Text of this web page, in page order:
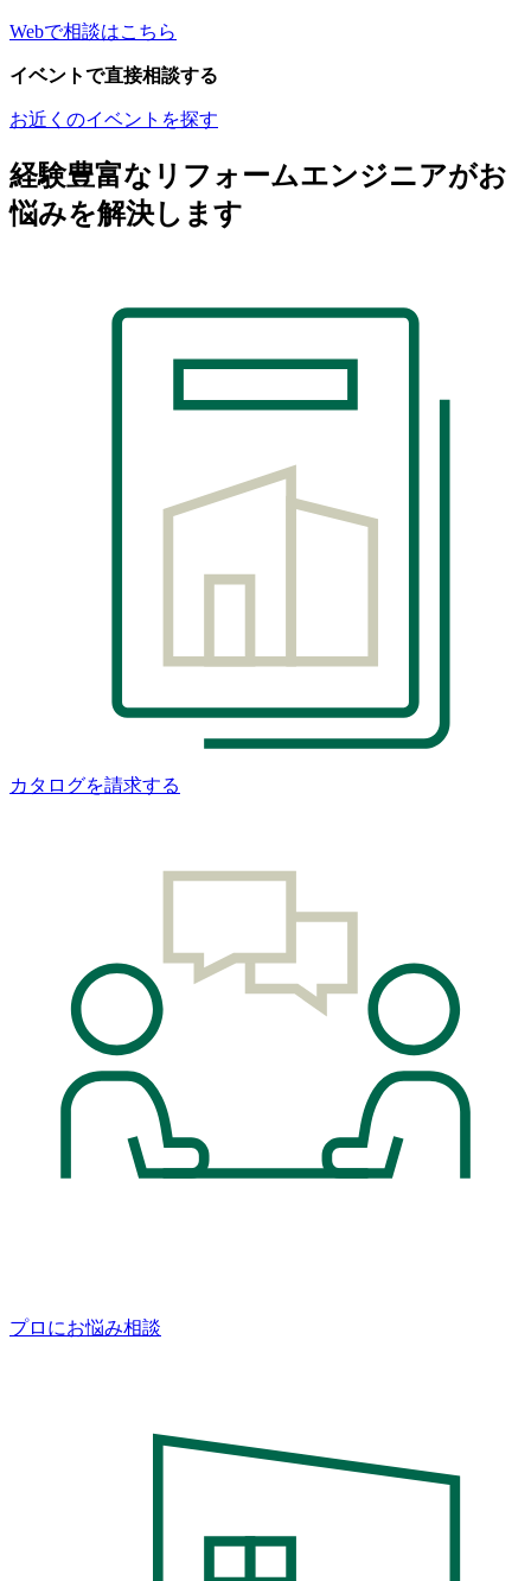
Webで相談はこちら
イベントで直接相談する
お近くのイベントを探す
経験豊富なリフォームエンジニアがお
悩みを解決します
カタログを請求する
プロにお悩み相談